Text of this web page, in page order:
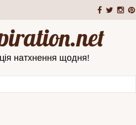
натхнення щодня!